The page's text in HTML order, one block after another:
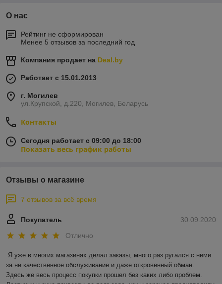
О нас
Рейтинг не сформирован
Менее 5 отзывов за последний год
Компания продает на Deal.by
Работает с 15.01.2013
г. Могилев
ул.Крупской, д.220, Могилев, Беларусь
Контакты
Сегодня работает с 09:00 до 18:00
Показать весь график работы
Отзывы о магазине
7 отзывов за всё время
30.09.2020
Покупатель
Отлично
Я уже в многих магазинах делал заказы, много раз ругался с ними
за не качественное обслуживание и даже откровенный обман.
Здесь же весь процесс покупки прошел без каких либо проблем.